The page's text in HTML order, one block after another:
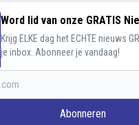
Word lid van onze GRATIS
Krijg ELKE dag het ECHTE nieuws
je inbox. Abonneer je vandaag!
Abonneren